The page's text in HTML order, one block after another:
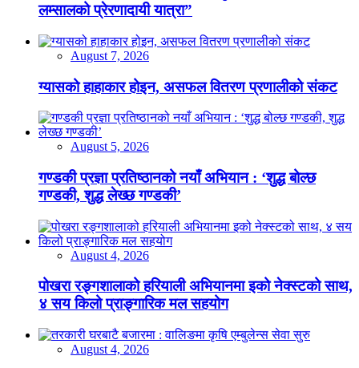
लम्सालको प्रेरणादायी यात्रा”
August 7, 2026
ग्यासको हाहाकार होइन, असफल वितरण प्रणालीको संकट
August 5, 2026
गण्डकी प्रज्ञा प्रतिष्ठानको नयाँ अभियान : ‘शुद्ध बोल्छ
गण्डकी, शुद्ध लेख्छ गण्डकी’
August 4, 2026
पोखरा रङ्गशालाको हरियाली अभियानमा इको नेक्स्टको साथ,
४ सय किलो प्राङ्गारिक मल सहयोग
August 4, 2026